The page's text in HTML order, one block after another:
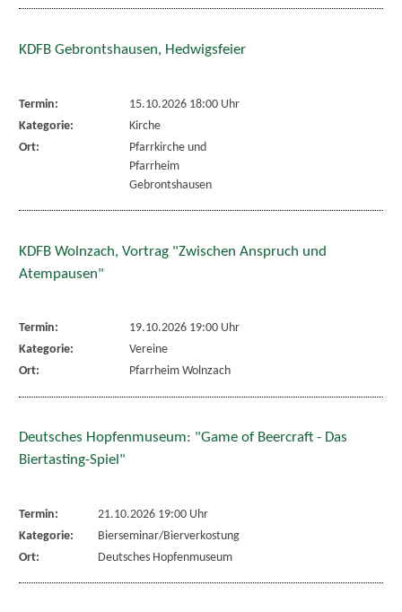
KDFB Gebrontshausen, Hedwigsfeier
Termin:
15.10.2026 18:00 Uhr
Kategorie:
Kirche
Ort:
Pfarrkirche und
Pfarrheim
Gebrontshausen
KDFB Wolnzach, Vortrag "Zwischen Anspruch und
Atempausen"
Termin:
19.10.2026 19:00 Uhr
Kategorie:
Vereine
Ort:
Pfarrheim Wolnzach
Deutsches Hopfenmuseum: "Game of Beercraft - Das
Biertasting-Spiel"
Termin:
21.10.2026 19:00 Uhr
Kategorie:
Bierseminar/Bierverkostung
Ort:
Deutsches Hopfenmuseum